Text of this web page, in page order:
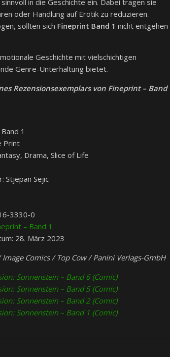
in die Geschichte ein. Dabei tragen sie
oder Handlung auf Erotik zu reduzieren.
sollten sich Fineprint Band 1 nicht entgehen
Geschichte mit vielschichtigen
Genre-Unterhaltung bietet.
Rezensionsexemplars von Fineprint – Band
1
Print
Drama, Slice of Life
Stjepan Sejic
3330-0
– Band 1
28. März 2023
Comics / Top Cow / Panini Verlags-GmbH
Sonnenstein – Band 6 (Comic)
Sonnenstein – Band 5 (Comic)
Sonnenstein – Band 2 (Comic)
Sonnenstein – Band 1 (Comic)